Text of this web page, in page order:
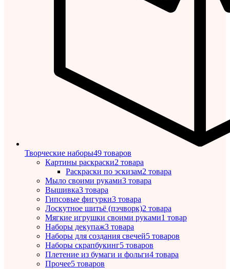
Творческие наборы49 товаров
Картины раскраски2 товара
Раскраски по эскизам2 товара
Мыло своими руками3 товара
Вышивка3 товара
Гипсовые фигурки3 товара
Лоскутное шитьё (пэчворк)2 товара
Мягкие игрушки своими руками1 товар
Наборы декупаж3 товара
Наборы для создания свечей5 товаров
Наборы скрапбукинг5 товаров
Плетение из бумаги и фольги4 товара
Прочее5 товаров